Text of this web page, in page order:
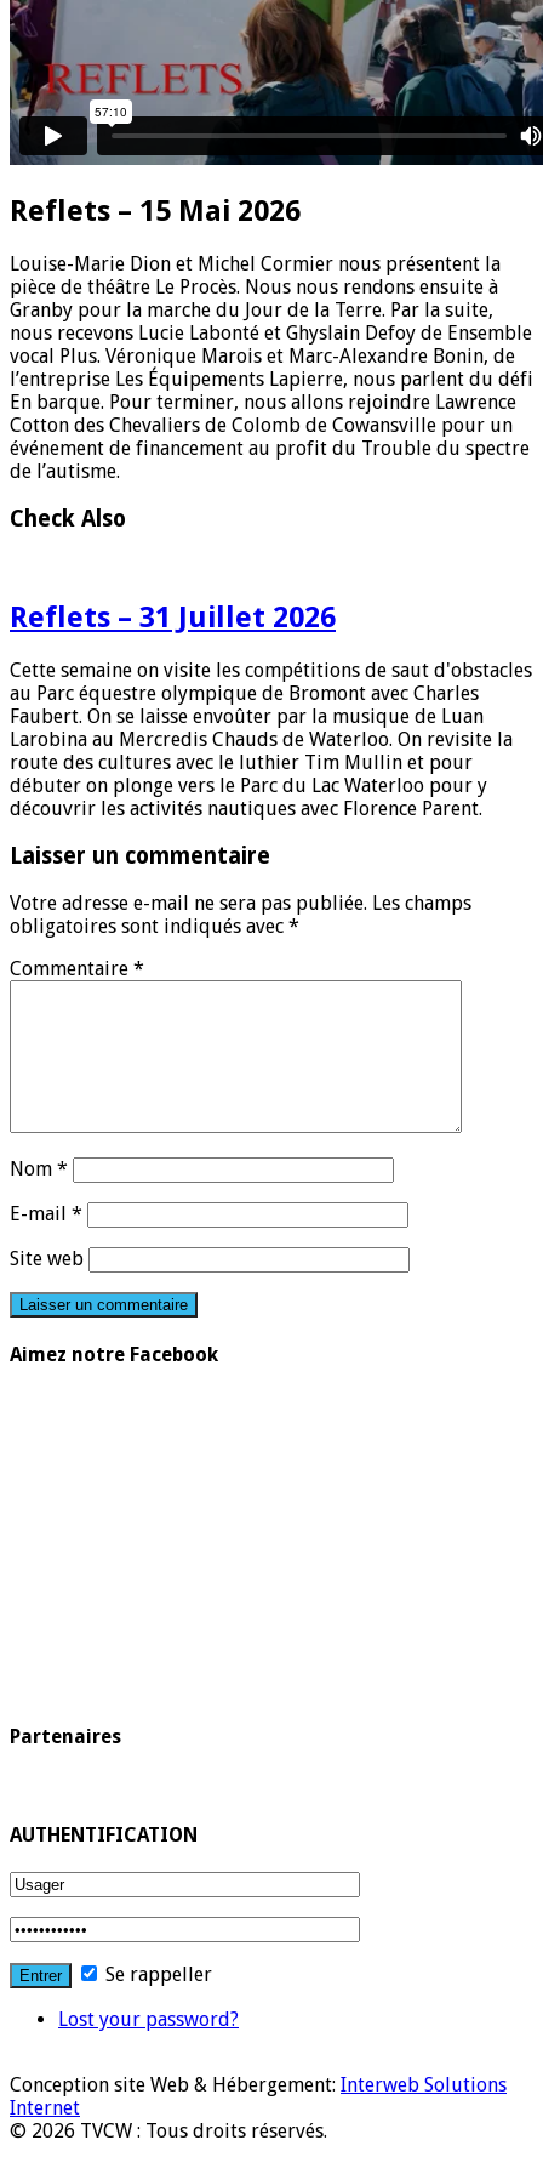
Reflets – 15 Mai 2026
Louise-Marie Dion et Michel Cormier nous présentent la
pièce de théâtre Le Procès. Nous nous rendons ensuite à
Granby pour la marche du Jour de la Terre. Par la suite,
nous recevons Lucie Labonté et Ghyslain Defoy de Ensemble
vocal Plus. Véronique Marois et Marc-Alexandre Bonin, de
l’entreprise Les Équipements Lapierre, nous parlent du défi
En barque. Pour terminer, nous allons rejoindre Lawrence
Cotton des Chevaliers de Colomb de Cowansville pour un
événement de financement au profit du Trouble du spectre
de l’autisme.
Check Also
Reflets – 31 Juillet 2026
Cette semaine on visite les compétitions de saut d'obstacles
au Parc équestre olympique de Bromont avec Charles
Faubert. On se laisse envoûter par la musique de Luan
Larobina au Mercredis Chauds de Waterloo. On revisite la
route des cultures avec le luthier Tim Mullin et pour
débuter on plonge vers le Parc du Lac Waterloo pour y
découvrir les activités nautiques avec Florence Parent.
Laisser un commentaire
Votre adresse e-mail ne sera pas publiée. Les champs
obligatoires sont indiqués avec *
Commentaire *
Nom *
E-mail *
Site web
Aimez notre Facebook
Partenaires
AUTHENTIFICATION
Se rappeller
Lost your password?
Conception site Web & Hébergement: Interweb Solutions
Internet
© 2026 TVCW : Tous droits réservés.